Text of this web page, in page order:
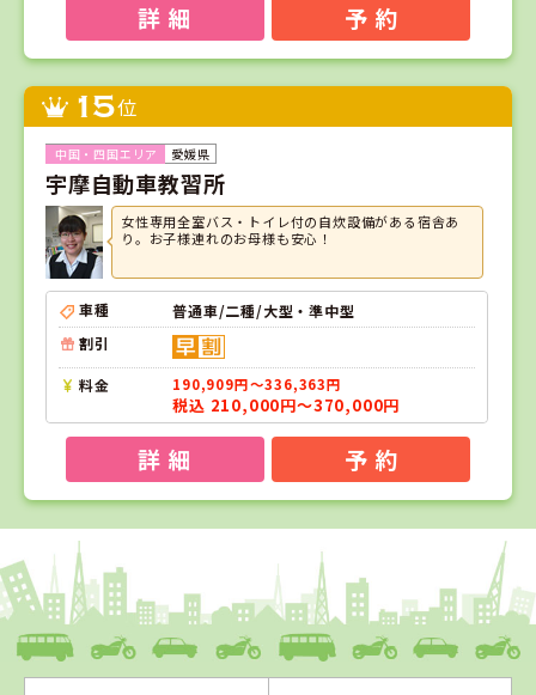
詳 細 予 約
15位
愛媛県
宇摩自動車教習所
女性専用全室バス・トイレ付の自炊設備がある宿舎あ
り。お子様連れのお母様も安心！
車種
普通車/二種/大型・準中型
割引
料金 190,909円～336,363円
税込 210,000円～370,000円
詳 細 予 約
1
愛媛県
八幡浜自動車教習所